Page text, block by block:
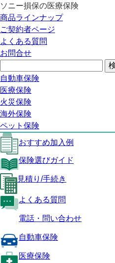
ソニー損保の医療保険
商品ラインナップ
ご契約者ページ
よくある質問
お問合せ
自動車保険
医療保険
火災保険
海外保険
ペット保険
医療保険トップ
SUREの特長
保障内容
おすすめ加入例
保険選びガイド
よくある質問
医療保険トップ
SUREの特長
保障内容
おすすめ加入例
保険選びガイド
見積り/手続き
よくある質問
電話・問い合わせ
自動車保険
医療保険